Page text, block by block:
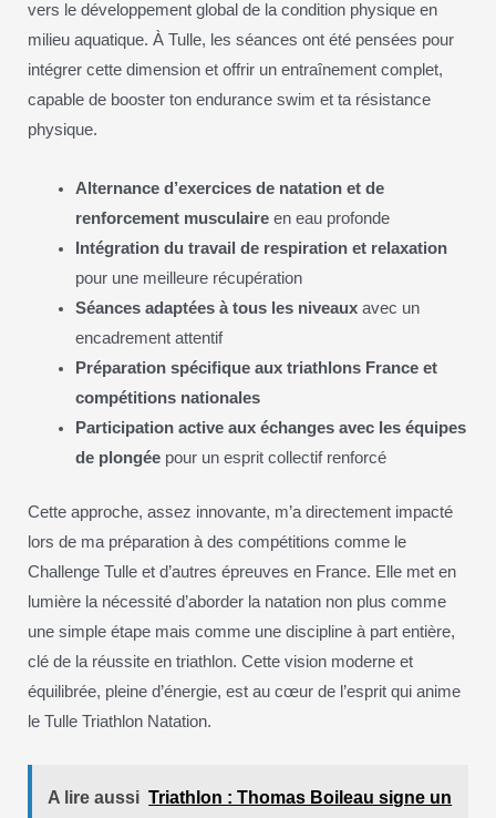
vers le développement global de la condition physique en
milieu aquatique. À Tulle, les séances ont été pensées pour
intégrer cette dimension et offrir un entraînement complet,
capable de booster ton endurance swim et ta résistance
physique.
Alternance d’exercices de natation et de
renforcement musculaire en eau profonde
Intégration du travail de respiration et relaxation
pour une meilleure récupération
Séances adaptées à tous les niveaux avec un
encadrement attentif
Préparation spécifique aux triathlons France et
compétitions nationales
Participation active aux échanges avec les équipes
de plongée pour un esprit collectif renforcé
Cette approche, assez innovante, m’a directement impacté
lors de ma préparation à des compétitions comme le
Challenge Tulle et d’autres épreuves en France. Elle met en
lumière la nécessité d’aborder la natation non plus comme
une simple étape mais comme une discipline à part entière,
clé de la réussite en triathlon. Cette vision moderne et
équilibrée, pleine d’énergie, est au cœur de l’esprit qui anime
le Tulle Triathlon Natation.
A lire aussi Triathlon : Thomas Boileau signe un